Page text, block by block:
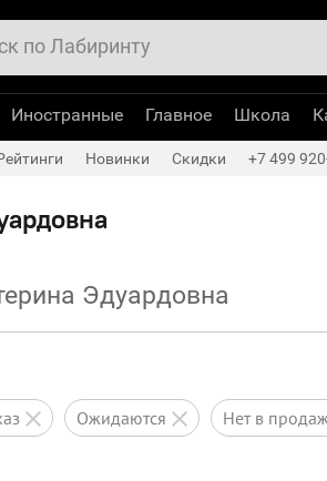
Эдуардовна
ожидаются нет в
Иностранные Главное Школа
Новинки Скидки +7 499